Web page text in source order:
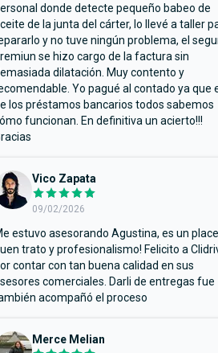
donde detecte pequeño babeo de
de la junta del cárter, lo llevé a taller
y no tuve ningún problema, el
se hizo cargo de la factura sin
dilatación. Muy contento y
Yo pagué al contado ya que
los préstamos bancarios todos sabemos
funcionan. En definitiva un acierto!!!
Vico Zapata
09/02/2026
estuvo asesorando Agustina, es un
trato y profesionalismo! Felicito a
contar con tan buena calidad en sus
comerciales. Darli de entregas fue
acompañó el proceso
Merce Melian